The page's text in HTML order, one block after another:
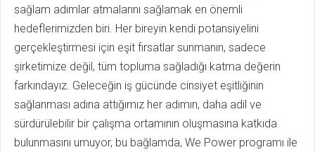
sağlam adımlar atmalarını sağlamak en önemli
hedeflerimizden biri. Her bireyin kendi potansiyelini
gerçekleştirmesi için eşit fırsatlar sunmanın, sadece
şirketimize değil, tüm topluma sağladığı katma değerin
farkındayız. Geleceğin iş gücünde cinsiyet eşitliğinin
sağlanması adına attığımız her adımın, daha adil ve
sürdürülebilir bir çalışma ortamının oluşmasına katkıda
bulunmasını umuyor, bu bağlamda, We Power programı ile